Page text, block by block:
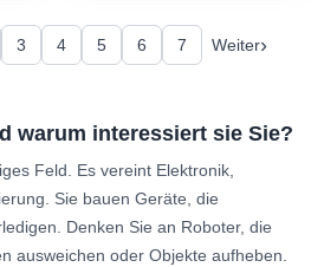
3 4 5 6 7 Weiter›
warum interessiert sie Sie?
Feld. Es vereint Elektronik,
Sie bauen Geräte, die
Denken Sie an Roboter, die
ausweichen oder Objekte aufheben.